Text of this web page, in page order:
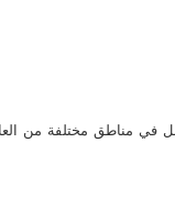
في مناطق مختلفة من